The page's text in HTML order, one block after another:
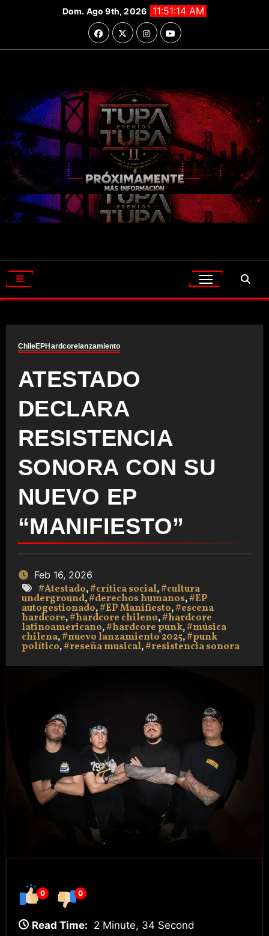
Dom. Ago 9th, 2026 11:51:15 AM
ChileEPHardcorelanzamiento
ATESTADO
DECLARA
RESISTENCIA
SONORA CON SU
NUEVO EP
“MANIFIESTO”
Feb 16, 2026
#Atestado,#crítica social,#cultura
underground,#derechos humanos,#EP
autogestionado,#EP Manifiesto,#escena
hardcore,#hardcore chileno,#hardcore
latinoamericano,#hardcore punk,#música
chilena,#nuevo lanzamiento 2025,#punk
político,#reseña musical,#resistencia sonora
0 0
Read Time: 2 Minute, 34 Second